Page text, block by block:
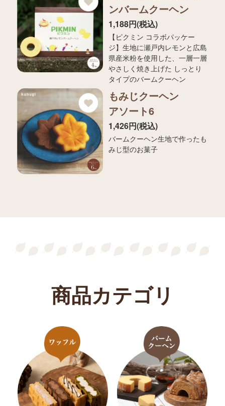
ンバームクーヘン
1,188円(税込)
【ピクミン コラボパッケー
ジ】生地に瀬戸内レモンと広島
県産米粉を使用した、一層一層
やさしく焼き上げた しっとり
タイプのバームクーヘン
もみじクーヘン
アソート6
1,426円(税込)
バームクーヘン生地で作ったも
みじ型のお菓子
商品カテゴリ